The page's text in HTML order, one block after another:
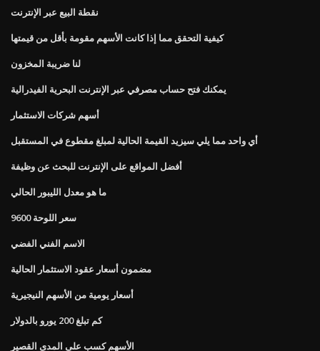
نقطة البيع عبر الإنترنت
كيفية التحقق مما إذا كانت الأسهم مقومة بأقل من قيمتها
لنا ضريبة المخزون
يمكنك فتح حساب مصرفي عبر الإنترنت البحرية الفيدرالية
أسهم شركات الاستثمار
أي واحد مما يلي سيزيد القيمة الحالية لمبلغ مقطوع في المستقبل
أفضل المواقع على الإنترنت للبحث عن وظيفة
ما هو معدل الليبور الحالي
سعر اللوحة 9600
الاسم الفني الفضي
مضمون أسعار عقود الاستثمار الحالية
أسعار يومية من الأسهم النيجيرية
كم تبلغ 200 يورو بالدولار
الأسهم كسب على المدى القصير